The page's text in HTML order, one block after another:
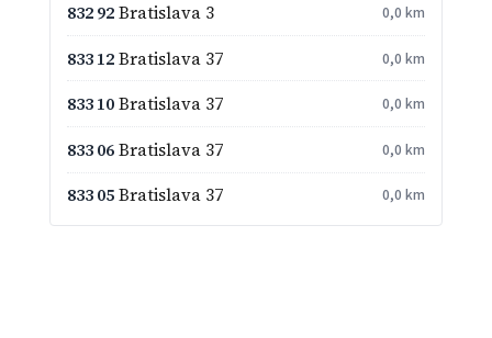
832 92Bratislava 3 0,0 km
833 12Bratislava 37 0,0 km
833 10Bratislava 37 0,0 km
833 06Bratislava 37 0,0 km
833 05Bratislava 37 0,0 km